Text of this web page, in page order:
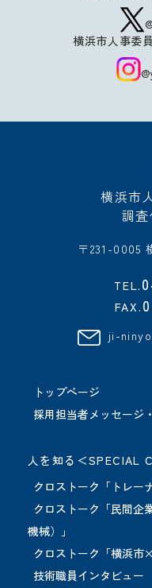
横浜市人事委
トップページ
採用担当者メッセージ
横浜市
調
〒231-0005
TEL.
FAX.
ji-
人を知る＜SPECIAL
クロストーク「トレー
クロストーク「民間
機械）」
クロストーク「横浜市
技術職員インタビュー